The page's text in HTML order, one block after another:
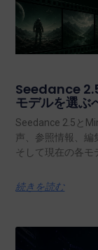
Seedance
モデルを選ぶ
Seedance 2.5と
声、参照情報、編
そして現在の各モ
続きを読む